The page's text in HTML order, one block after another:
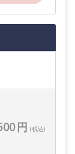
円 (税込)